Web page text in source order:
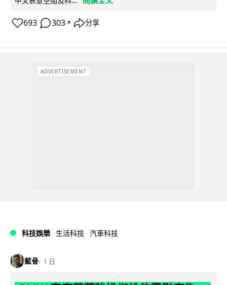
693 303 ↗ 分享
ADVERTISEMENT
科技娛樂 生活科技 汽車科技
藍骨 1 日